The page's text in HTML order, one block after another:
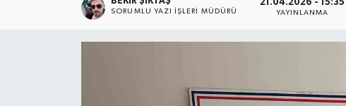
SORUMLU YAZI İŞLERI MÜDÜRÜ
21.04.2026 - 15:35
YAYINLANMA
Tüm Manşetler